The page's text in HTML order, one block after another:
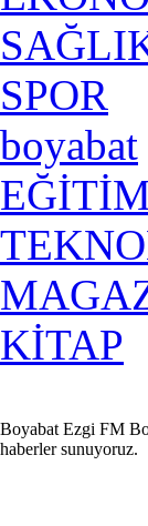
SPOR
boyabat
KİTAP
Boyabat Ezgi FM
haberler sunuyoruz.